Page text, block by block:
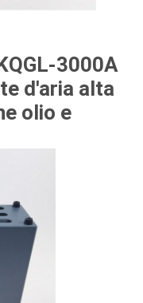
3000A
d'aria alta
olio e